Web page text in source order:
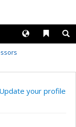
Liens
Langues
Update your profile